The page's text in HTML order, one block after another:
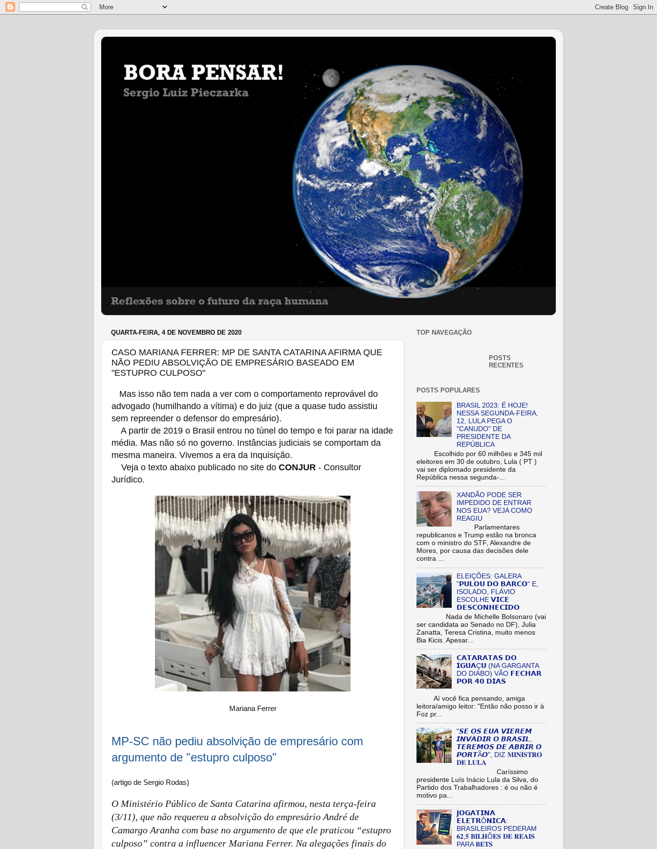
QUARTA-FEIRA, 4 DE NOVEMBRO DE 2020
CASO MARIANA FERRER: MP DE SANTA CATARINA AFIRMA QUE
NÃO PEDIU ABSOLVIÇÃO DE EMPRESÁRIO BASEADO EM
"ESTUPRO CULPOSO"
Mas isso não tem nada a ver com o comportamento reprovável do
advogado (humilhando a vítima) e do juiz (que a quase tudo assistiu
sem repreender o defensor do empresário).
A partir de 2019 o Brasil entrou no túnel do tempo e foi parar na idade
média. Mas não só no governo. Instâncias judiciais se comportam da
mesma maneira. Vivemos a era da Inquisição.
Veja o texto abaixo publicado no site do CONJUR - Consultor
Jurídico.
Mariana Ferrer
MP-SC não pediu absolvição de empresário com
argumento de "estupro culposo"
(artigo de Sergio Rodas)
O Ministério Público de Santa Catarina afirmou, nesta terça-feira
(3/11), que não requereu a absolvição do empresário André de
Camargo Aranha com base no argumento de que ele praticou “estupro
culposo” contra a influencer Mariana Ferrer. Na alegações finais do
TOP NAVEGAÇÃO
POSTS
RECENTES
POSTS POPULARES
BRASIL 2023: É HOJE!
NESSA SEGUNDA-FEIRA,
12, LULA PEGA O
"CANUDO" DE
PRESIDENTE DA
REPÚBLICA
Escolhido por 60 milhões e 345 mil
eleitores em 30 de outubro, Lula ( PT )
vai ser diplomado presidente da
República nessa segunda-...
XANDÃO PODE SER
IMPEDIDO DE ENTRAR
NOS EUA? VEJA COMO
REAGIU
Parlamentares
republicanos e Trump estão na bronca
com o ministro do STF, Alexandre de
Mores, por causa das decisões dele
contra ...
ELEIÇÕES: GALERA
"𝗣𝗨𝗟𝗢𝗨 𝗗𝗢 𝗕𝗔𝗥𝗖𝗢" E,
ISOLADO, FLÁVIO
ESCOLHE 𝗩𝗜𝗖𝗘
𝗗𝗘𝗦𝗖𝗢𝗡𝗛𝗘𝗖𝗜𝗗𝗢
Nada de Michelle Bolsonaro (vai
ser candidata ao Senado no DF), Julia
Zanatta, Teresa Cristina, muito menos
Bia Kicis. Apesar...
𝗖𝗔𝗧𝗔𝗥𝗔𝗧𝗔𝗦 𝗗𝗢
𝗜𝗚𝗨𝗔Ç𝗨 (NA GARGANTA
DO DIABO) VÃO 𝗙𝗘𝗖𝗛𝗔𝗥
𝗣𝗢𝗥 𝟰𝟬 𝗗𝗜𝗔𝗦
Aí você fica pensando, amiga
leitora/amigo leitor: "Então não posso ir à
Foz pr...
"𝙎𝙀 𝙊𝙎 𝙀𝙐𝘼 𝙑𝙄𝙀𝙍𝙀𝙈
𝙄𝙉𝙑𝘼𝘿𝙄𝙍 𝙊 𝘽𝙍𝘼𝙎𝙄𝙇,
𝙏𝙀𝙍𝙀𝙈𝙊𝙎 𝘿𝙀 𝘼𝘽𝙍𝙄𝙍 𝙊
𝙋𝙊𝙍𝙏Ã𝙊", DIZ 𝐌𝐈𝐍𝐈𝐒𝐓𝐑𝐎
𝐃𝐄 𝐋𝐔𝐋𝐀
Caríssimo
presidente Luís Inácio Lula da Silva, do
Partido dos Trabalhadores : é ou não é
motivo pa...
𝗝𝗢𝗚𝗔𝗧𝗜𝗡𝗔
𝗘𝗟𝗘𝗧𝗥Ô𝗡𝗜𝗖𝗔:
BRASILEIROS PEDERAM
𝟔𝟐,𝟓 𝐁𝐈𝐋𝐇Õ𝐄𝐒 𝐃𝐄 𝐑𝐄𝐀𝐈𝐒
PARA 𝐁𝐄𝐓𝐒